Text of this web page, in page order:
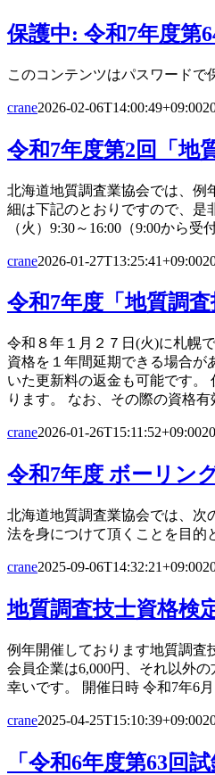
保護中: 令和7年度第
このコンテンツはパスワードで
crane2026-02-06T14:00:49+09:00
令和7年度第2回「地
北海道地質調査業協会では、例
細は下記のとおりですので、是
（火）9:30～16:00（9:00から受
crane2026-01-27T13:25:41+09:00
令和7年度「地質調
令和８年１月２７日(火)に札幌
資格を１年間延期できる場合が
いた更新料の返金も可能です。
ります。 なお、その際の資格
crane2026-01-26T15:11:52+09:00
令和7年度 ボーリン
北海道地質調査業協会では、次
法を身につけて頂くことを目的
crane2025-09-06T14:32:21+09:00
地質調査技士資格検
例年開催しております地質調査
会員企業は6,000円、それ以外
幸いです。 開催日時 令和7年6
crane2025-04-25T15:10:39+09:00
「令和6年度第63回